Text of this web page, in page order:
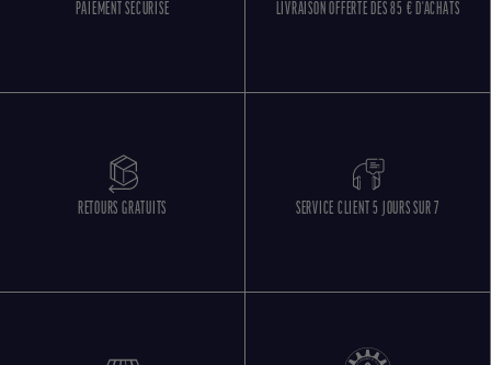
PAIEMENT SÉCURISÉ LIVRAISON OFFERTE DÈS 85 € D'ACHATS
RETOURS GRATUITS SERVICE CLIENT 5 JOURS SUR 7